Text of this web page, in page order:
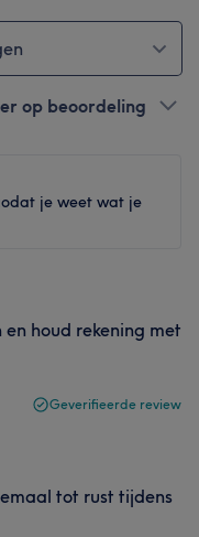
op beoordeling
je weet wat je
houd rekening met
Geverifieerde review
tot rust tijdens